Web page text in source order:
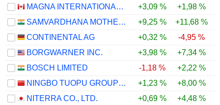
MAGNA INTERNATIONAL INC.
+3,09 % +1,98 %
SAMVARDHANA MOTHERSON INTERNATIONAL LIMITED
+9,25 % +11,68 %
CONTINENTAL AG
+0,32 % -4,95 %
BORGWARNER INC.
+3,98 % +7,34 %
BOSCH LIMITED
-1,18 % +2,22 %
NINGBO TUOPU GROUP CO.,LTD.
+1,23 % +8,00 %
NITERRA CO., LTD.
+0,69 % +4,48 %